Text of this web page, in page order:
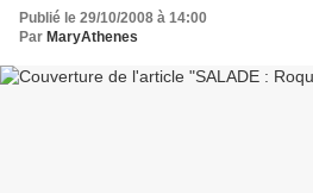
Publié le 29/10/2008 à 14:00
Par MaryAthenes